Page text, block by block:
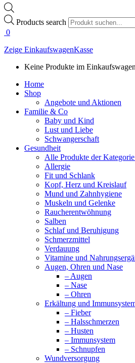
Products search
0
Zeige EinkaufswagenKasse
Keine Produkte im
Home
Shop
Angebote und Aktionen
Familie & Co
Baby und Kind
Lust und Liebe
Schwangerschaft
Gesundheit
Alle Produkte der
Allergie
Fit und Schlank
Kopf, Herz und Kreislauf
Mund und Zahnhygiene
Muskeln und Gelenke
Raucherentwöhnung
Salben
Schlaf und Beruhigung
Schmerzmittel
Verdauung
Vitamine und
Augen, Ohren und Nase
– Augen
– Nase
– Ohren
Erkältung und
– Fieber
– Halsschmerzen
– Husten
– Immunsystem
– Schnupfen
Wundversorgung